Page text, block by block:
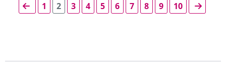
1 2 3 4 5 6 7 8 9 10